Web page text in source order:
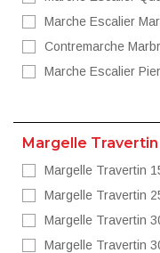
Marche Escalier
Contremarche
Marche Escalier
Margelle
Margelle Travertin
Margelle Travertin
Margelle Travertin
Margelle Travertin